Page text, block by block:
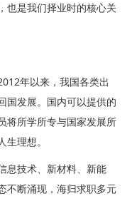
也是我们择业时的核心关
年以来，我国各类出
国发展。国内可以提供的
将所学所专与国家发展所
理想。
技术、新材料、新能
不断涌现，海归求职多元